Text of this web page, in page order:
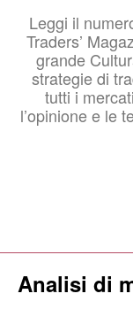
Leggi il
Traders’
grande
strategie di
tutti i
l’opinione e le
Analisi di